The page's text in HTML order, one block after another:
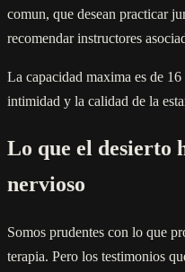
comun, que desean practicar
recomendar instructores
La capacidad maxima es de
intimidad y la calidad de la
Lo que el desierto
nervioso
Somos prudentes con lo que
terapia. Pero los testimonios